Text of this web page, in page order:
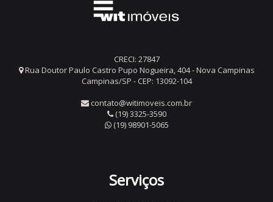
CRECI: 27847
Rua Doutor Paulo Castro Pupo Nogueira, 404 - Nova Campinas
Campinas/SP - CEP: 13092-104
contato@witimoveis.com.br
(19) 3325-3590
(19) 98901-5065
Serviços